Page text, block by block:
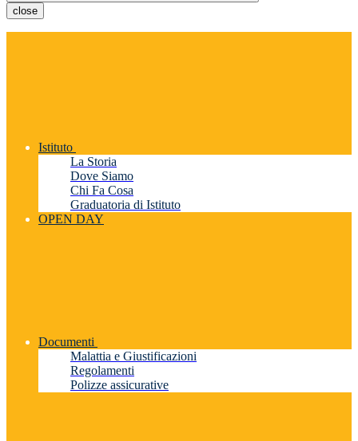
close
Istituto
La Storia
Dove Siamo
Chi Fa Cosa
Graduatoria di Istituto
OPEN DAY
Documenti
Malattia e Giustificazioni
Regolamenti
Polizze assicurative